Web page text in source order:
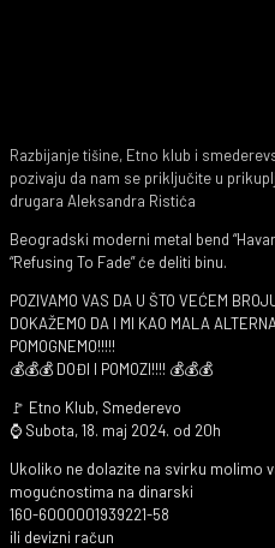
Razbijanje tišine, Etno klub i
pozivaju da nam se priključite u
drugara Aleksandra Ristića
Beogradski moderni metal bend
“Refusing To Fade” će deliti binu.
POZIVAMO VAS DA U ŠTO VEĆEM
DOKAŽEMO DA I MI KAO MALA
POMOGNEMO!!!!!
💰💰💰 DOĐI I POMOZI!!!! 💰💰💰
🚩 Etno Klub, Smederevo
⌚ Subota, 18. maj 2024. od 20h
Ukoliko ne dolazite na svirku molimo
mogućnostima na dinarski
160-6000001939221-58
ili devizni račun